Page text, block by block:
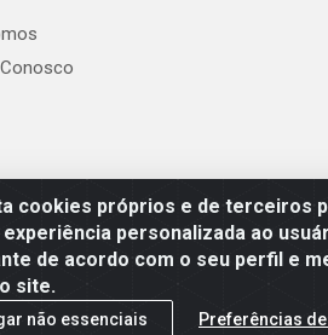
cookies próprios e de terceiros
personalizada ao
de acordo com o seu perfil e
site.
não essenciais Preferências
Polybalas - Rua João Miguel